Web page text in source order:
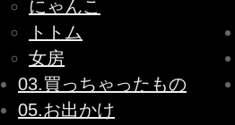
にゃんこ
トトム
女房
03.買っちゃったもの
05.お出かけ